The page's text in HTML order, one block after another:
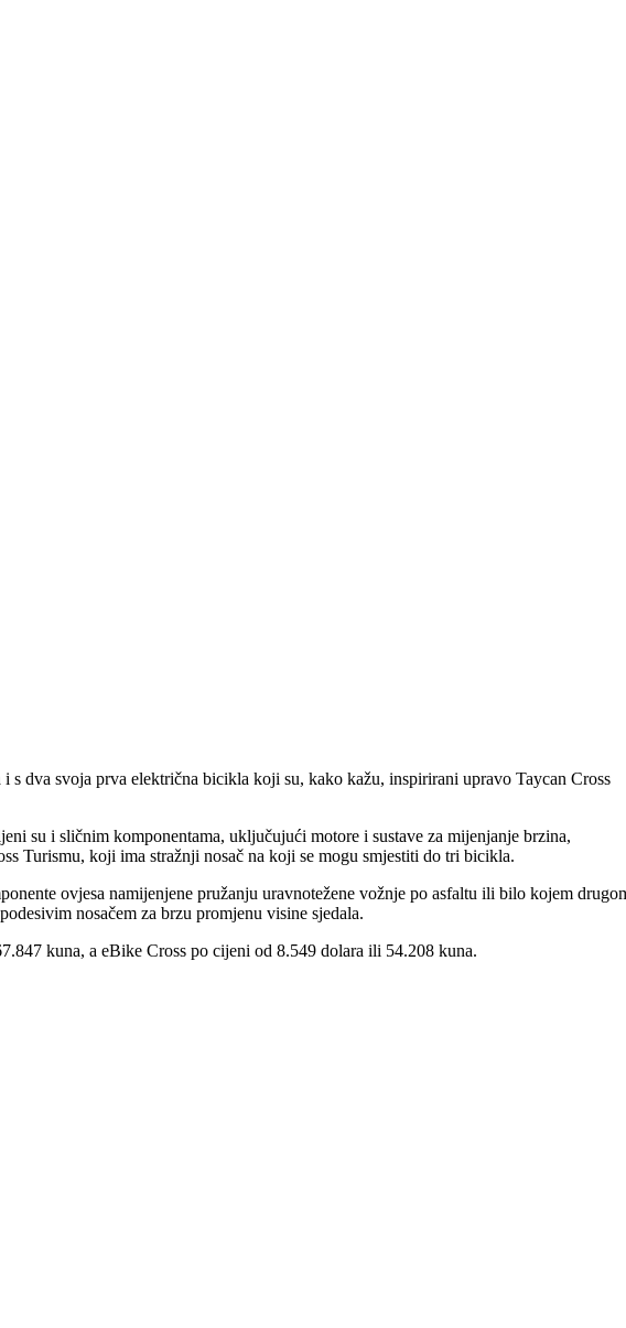
dva svoja prva električna bicikla koji su, kako kažu, inspirirani upravo Taycan Cross
su i sličnim komponentama, uključujući motore i sustave za mijenjanje brzina,
Turismu, koji ima stražnji nosač na koji se mogu smjestiti do tri bicikla.
ovjesa namijenjene pružanju uravnotežene vožnje po asfaltu ili bilo kojem
nosačem za brzu promjenu visine sjedala.
kuna, a eBike Cross po cijeni od 8.549 dolara ili 54.208 kuna.